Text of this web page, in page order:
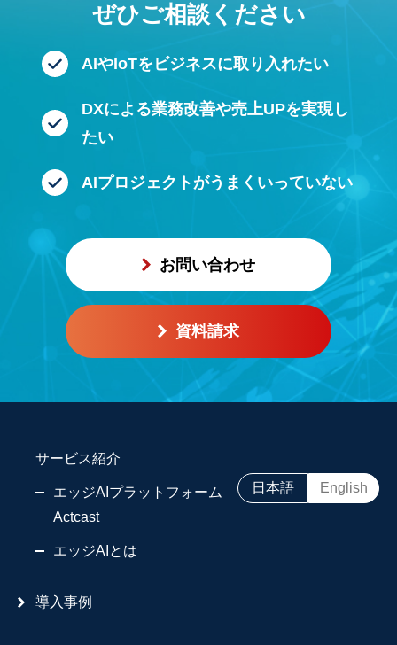
ぜひご相談ください
AIやIoTをビジネスに取り入れたい
DXによる業務改善や売上UPを実現し
たい
AIプロジェクトがうまくいっていない
お問い合わせ
資料請求
サービス紹介
エッジAIプラットフォーム
Actcast
エッジAIとは
導入事例
日本語 English